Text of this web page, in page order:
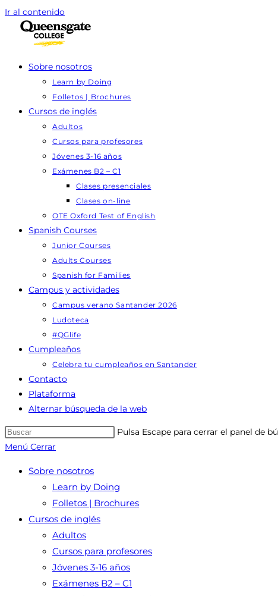
Ir al contenido
Sobre nosotros
Learn by Doing
Folletos | Brochures
Cursos de inglés
Adultos
Cursos para profesores
Jóvenes 3-16 años
Exámenes B2 – C1
Clases presenciales
Clases on-line
OTE Oxford Test of English
Spanish Courses
Junior Courses
Adults Courses
Spanish for Families
Campus y actividades
Campus verano Santander 2026
Ludoteca
#QGlife
Cumpleaños
Celebra tu cumpleaños en Santander
Contacto
Plataforma
Alternar búsqueda de la web
Pulsa Escape para cerrar el panel de
Menú Cerrar
Sobre nosotros
Learn by Doing
Folletos | Brochures
Cursos de inglés
Adultos
Cursos para profesores
Jóvenes 3-16 años
Exámenes B2 – C1